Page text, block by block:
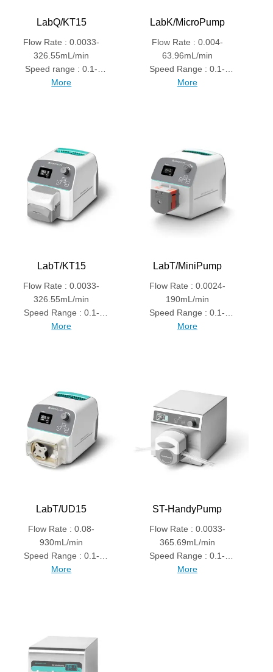
LabQ/KT15
Flow Rate : 0.0033-
326.55mL/min
Speed range : 0.1-
350rpm
More
LabK/MicroPump
Flow Rate : 0.004-
63.96mL/min
Speed Range : 0.1-
150rpm
More
LabT/KT15
Flow Rate : 0.0033-
326.55mL/min
Speed Range : 0.1-
350rpm
More
LabT/MiniPump
Flow Rate : 0.0024-
190mL/min
Speed Range : 0.1-
300rpm
More
LabT/UD15
Flow Rate : 0.08-
930mL/min
Speed Range : 0.1-
350rpm
More
ST-HandyPump
Flow Rate : 0.0033-
365.69mL/min
Speed Range : 0.1-
300rpm
More